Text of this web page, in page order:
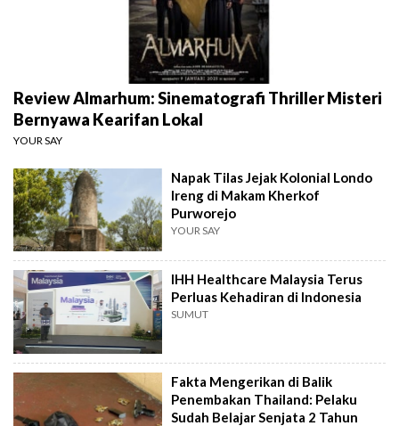
Review Almarhum: Sinematografi Thriller Misteri
Bernyawa Kearifan Lokal
YOUR SAY
Napak Tilas Jejak Kolonial Londo
Ireng di Makam Kherkof
Purworejo
YOUR SAY
IHH Healthcare Malaysia Terus
Perluas Kehadiran di Indonesia
SUMUT
Fakta Mengerikan di Balik
Penembakan Thailand: Pelaku
Sudah Belajar Senjata 2 Tahun